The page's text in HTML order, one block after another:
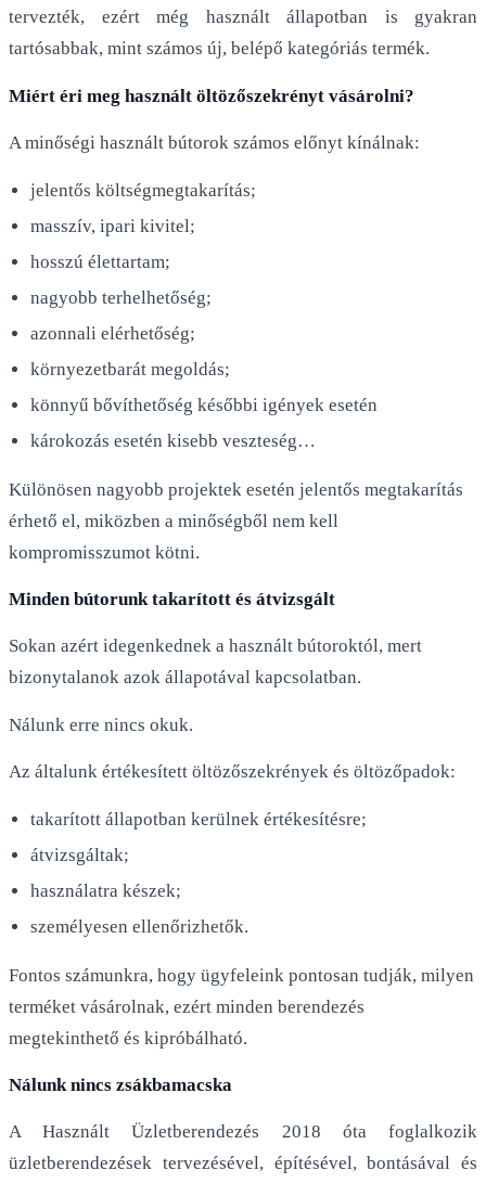
tervezték, ezért még használt állapotban is gyakran
tartósabbak, mint számos új, belépő kategóriás termék.
Miért éri meg használt öltözőszekrényt vásárolni?
A minőségi használt bútorok számos előnyt kínálnak:
jelentős költségmegtakarítás;
masszív, ipari kivitel;
hosszú élettartam;
nagyobb terhelhetőség;
azonnali elérhetőség;
környezetbarát megoldás;
könnyű bővíthetőség későbbi igények esetén
károkozás esetén kisebb veszteség…
Különösen nagyobb projektek esetén jelentős megtakarítás
érhető el, miközben a minőségből nem kell
kompromisszumot kötni.
Minden bútorunk takarított és átvizsgált
Sokan azért idegenkednek a használt bútoroktól, mert
bizonytalanok azok állapotával kapcsolatban.
Nálunk erre nincs okuk.
Az általunk értékesített öltözőszekrények és öltözőpadok:
takarított állapotban kerülnek értékesítésre;
átvizsgáltak;
használatra készek;
személyesen ellenőrizhetők.
Fontos számunkra, hogy ügyfeleink pontosan tudják, milyen
terméket vásárolnak, ezért minden berendezés
megtekinthető és kipróbálható.
Nálunk nincs zsákbamacska
A Használt Üzletberendezés 2018 óta foglalkozik
üzletberendezések tervezésével, építésével, bontásával és